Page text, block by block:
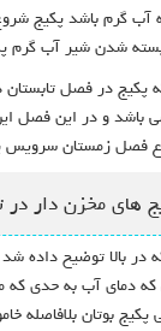
آب گرم باشد پکیج
شدن شیر آب گرم
پکیج در فصل
باشد و در این فصل
فصل زمستان سرویس
های مخزن دار در
در بالا توضیح داده
که دمای آب به حدی
بوتان بلافاصله